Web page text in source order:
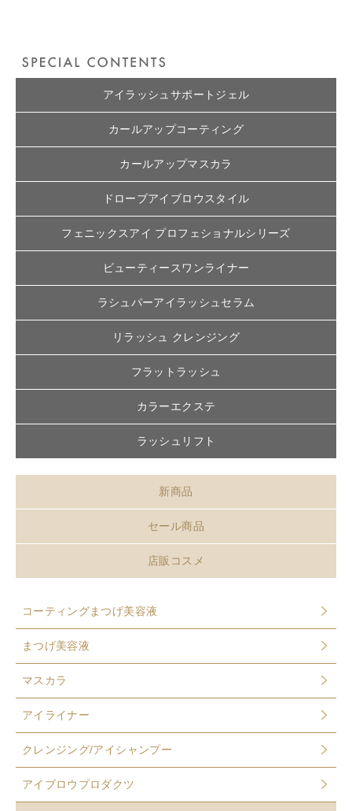
アイラッシュサポートジェル
カールアップコーティング
カールアップマスカラ
ドローブアイブロウスタイル
フェニックスアイ プロフェショナルシリーズ
ビューティースワンライナー
ラシュパーアイラッシュセラム
リラッシュ クレンジング
フラットラッシュ
カラーエクステ
ラッシュリフト
新商品
セール商品
店販コスメ
コーティングまつげ美容液
まつげ美容液
マスカラ
アイライナー
クレンジング/アイシャンプー
アイブロウプロダクツ